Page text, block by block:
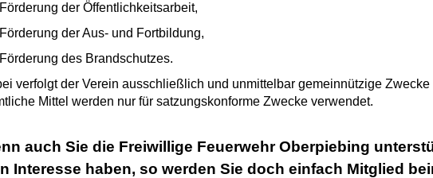
der Öffentlichkeitsarbeit,
der Aus- und Fortbildung,
des Brandschutzes.
verfolgt der Verein ausschließlich und unmittelbar gemeinnützige
Mittel werden nur für satzungskonforme Zwecke verwendet.
auch Sie die Freiwillige Feuerwehr Oberpiebing
Interesse haben, so werden Sie doch einfach Mitglied